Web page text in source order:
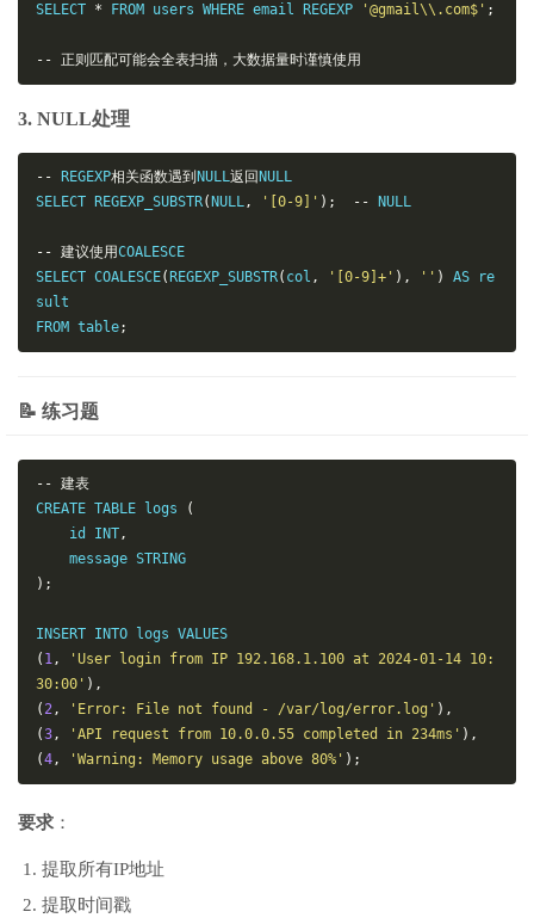
SELECT * FROM users WHERE email REGEXP '@gmail\\.com$' ;
-- 正则匹配可能会全表扫描，大数据量时谨慎使用
3. NULL处理
-- REGEXP相关函数遇到 NULL返回 NULL
SELECT REGEXP_SUBSTR( NULL, '[0-9]' ); -- NULL
-- 建议使用COALESCE
SELECT COALESCE( REGEXP_SUBSTR( col , '[0-9]+' ), '' )
AS re
sult
FROM table;
📝 练习题
-- 建表
CREATE TABLE logs
(
    id INT
,
);
( 1,
'User login from IP 192.168.1.100 at 2024-01-14 10:
30:00' ),
(2, 'Error: File not found - /var/log/error.log' ),
(3, 'API request from 10.0.0.55 completed in 234ms' ),
(4, 'Warning: Memory usage above 80%' );
要求 ：
提取所有IP地址
提取时间戳